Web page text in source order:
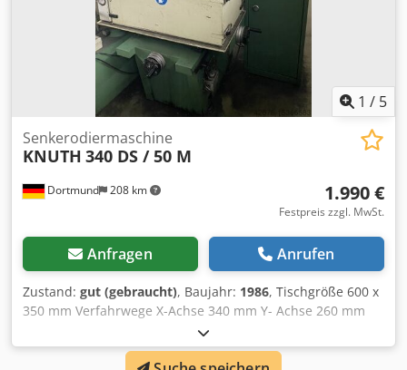
1 / 5
Dortmund 208 km
Senkerodiermaschine
KNUTH 340 DS / 50 M
1.990 €
Festpreis zzgl. MwSt.
Anfragen Anrufen
Zustand: gut (gebraucht), Baujahr: 1986, Tischgröße 600 x
350 mm Verfahrwege X-Achse 340 mm Y- Achse 260 mm
Verstellweg Kopf 200 mm Pinolenhub (Servo) 210 mm max.
Werkstückgewicht 500 kg Inkl. neuwertiges Dielektrikum,